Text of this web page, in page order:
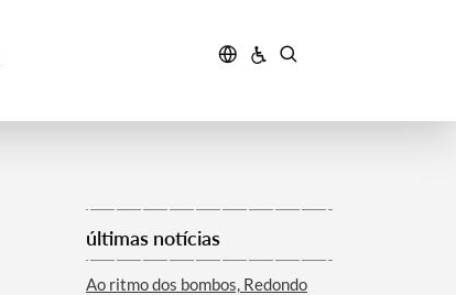
últimas notícias
Ao ritmo dos bombos, Redondo